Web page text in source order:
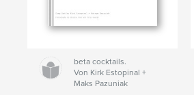
beta cocktails.
Von Kirk Estopinal +
Maks Pazuniak